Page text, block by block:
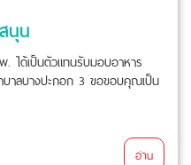
นุน
ได้เป็นตัวแทนรับมอบอาหาร
าลบางปะกอก 3 ขอขอบคุณเป็น
อ่าน